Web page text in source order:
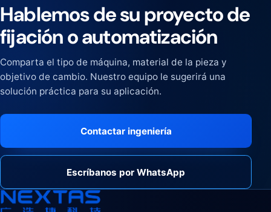
Hablemos de su proyecto de
fijación o automatización
Comparta el tipo de máquina, material de la pieza y
objetivo de cambio. Nuestro equipo le sugerirá una
solución práctica para su aplicación.
Contactar ingeniería
Escríbanos por WhatsApp